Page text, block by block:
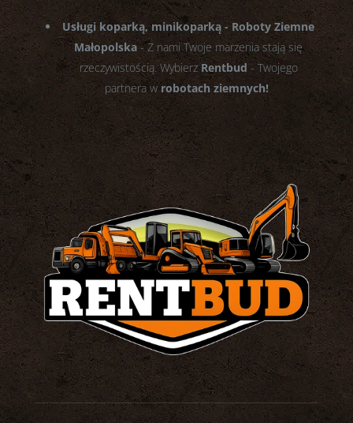
Usługi koparką, minikoparką - Roboty Ziemne
Małopolska- Z nami Twoje marzenia stają się
rzeczywistością. WybierzRentbud - Twojego
partnera wrobotach ziemnych!